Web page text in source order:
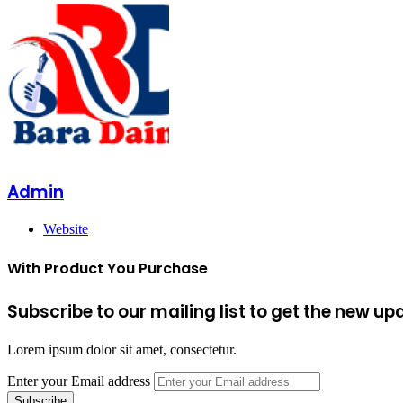
Admin
Website
With Product You Purchase
Subscribe to our mailing list to get the new
Lorem ipsum dolor sit amet, consectetur.
Enter your Email address